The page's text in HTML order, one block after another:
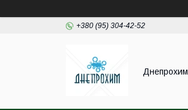
+380 (95) 304-42-52
Днепрохим